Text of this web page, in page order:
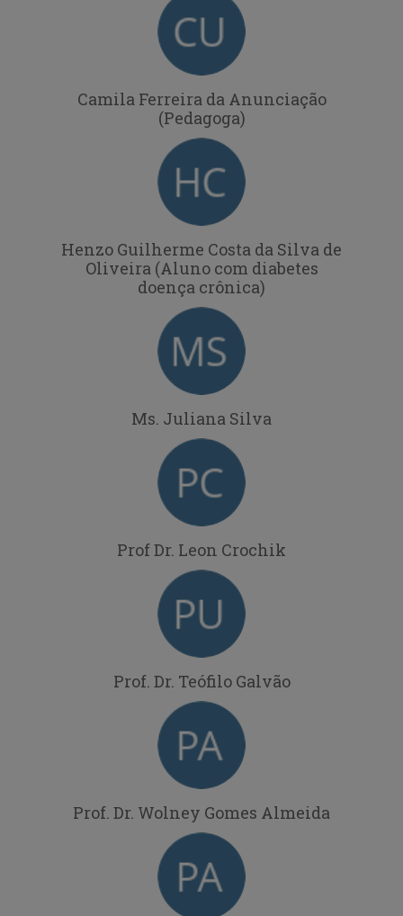
Camila Ferreira da Anunciação
(Pedagoga)
Henzo Guilherme Costa da Silva de
Oliveira (Aluno com diabetes
doença crônica)
Ms. Juliana Silva
Prof Dr. Leon Crochik
Prof. Dr. Teófilo Galvão
Prof. Dr. Wolney Gomes Almeida